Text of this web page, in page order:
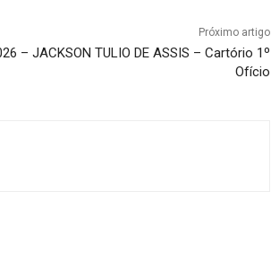
Próximo artigo
– JACKSON TULIO DE ASSIS – Cartório 1º
Ofício